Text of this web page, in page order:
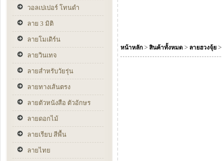
วอลเปเปอร์ โทนดำ
ลาย 3 มิติ
ลายโมเดิร์น
ลายวินเทจ
ลายสำหรับวัยรุ่น
ลายทางเส้นตรง
ลายตัวหนังสือ ตัวอักษร
ลายดอกไม้
ลายเรียบ สีพื้น
ลายไทย
หน้าหลัก > สินค้าทั้งหมด > ลายฮวงจุ้ย